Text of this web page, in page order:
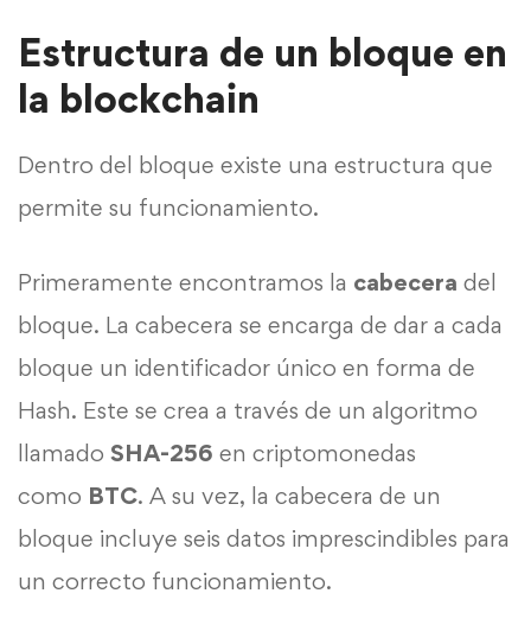
Estructura de un bloque en
la blockchain
Dentro del bloque existe una estructura que
permite su funcionamiento.
Primeramente encontramos la cabecera del
bloque. La cabecera se encarga de dar a cada
bloque un identificador único en forma de
Hash. Este se crea a través de un algoritmo
llamado SHA-256 en criptomonedas
como BTC. A su vez, la cabecera de un
bloque incluye seis datos imprescindibles para
un correcto funcionamiento.